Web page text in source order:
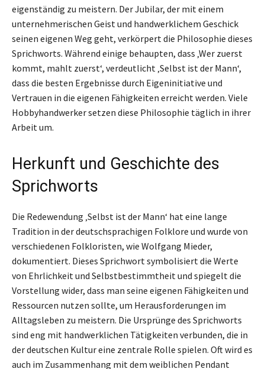
eigenständig zu meistern. Der Jubilar, der mit einem
unternehmerischen Geist und handwerklichem Geschick
seinen eigenen Weg geht, verkörpert die Philosophie dieses
Sprichworts. Während einige behaupten, dass ‚Wer zuerst
kommt, mahlt zuerst‘, verdeutlicht ‚Selbst ist der Mann‘,
dass die besten Ergebnisse durch Eigeninitiative und
Vertrauen in die eigenen Fähigkeiten erreicht werden. Viele
Hobbyhandwerker setzen diese Philosophie täglich in ihrer
Arbeit um.
Herkunft und Geschichte des
Sprichworts
Die Redewendung ‚Selbst ist der Mann‘ hat eine lange
Tradition in der deutschsprachigen Folklore und wurde von
verschiedenen Folkloristen, wie Wolfgang Mieder,
dokumentiert. Dieses Sprichwort symbolisiert die Werte
von Ehrlichkeit und Selbstbestimmtheit und spiegelt die
Vorstellung wider, dass man seine eigenen Fähigkeiten und
Ressourcen nutzen sollte, um Herausforderungen im
Alltagsleben zu meistern. Die Ursprünge des Sprichworts
sind eng mit handwerklichen Tätigkeiten verbunden, die in
der deutschen Kultur eine zentrale Rolle spielen. Oft wird es
auch im Zusammenhang mit dem weiblichen Pendant